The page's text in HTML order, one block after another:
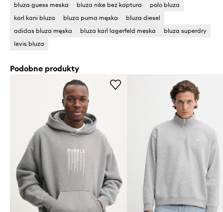
bluza guess meska
bluza nike bez kaptura
polo bluza
karl kani bluza
bluza puma męska
bluza diesel
adidas bluza męska
bluza karl lagerfeld meska
bluza superdry
levis bluza
Podobne produkty